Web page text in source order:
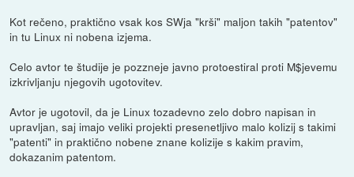
Kot rečeno, praktično vsak kos SWja "krši" maljon takih "patentov"
in tu Linux ni nobena izjema.
Celo avtor te študije je pozzneje javno protoestiral proti M$jevemu
izkrivljanju njegovih ugotovitev.
Avtor je ugotovil, da je Linux tozadevno zelo dobro napisan in
upravljan, saj imajo veliki projekti presenetljivo malo kolizij s takimi
"patenti" in praktično nobene znane kolizije s kakim pravim,
dokazanim patentom.